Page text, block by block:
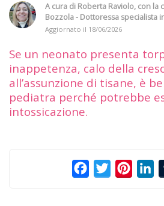
A cura di Roberta Raviolo, con la
Bozzola - Dottoressa specialista
Aggiornato il 18/06/2026
Se un neonato presenta
inappetenza, calo della
all’assunzione di tisane, è
pediatra perché potrebbe
intossicazione.
FacebookTwitter